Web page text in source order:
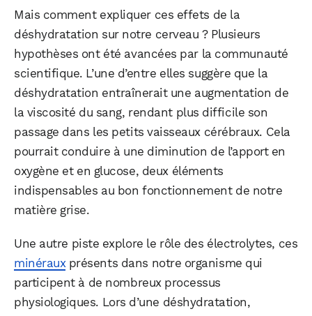
Mais comment expliquer ces effets de la
déshydratation sur notre cerveau ? Plusieurs
hypothèses ont été avancées par la communauté
scientifique. L’une d’entre elles suggère que la
déshydratation entraînerait une augmentation de
la viscosité du sang, rendant plus difficile son
passage dans les petits vaisseaux cérébraux. Cela
pourrait conduire à une diminution de l’apport en
oxygène et en glucose, deux éléments
indispensables au bon fonctionnement de notre
matière grise.
Une autre piste explore le rôle des électrolytes, ces
minérauxprésents dans notre organisme qui
participent à de nombreux processus
physiologiques. Lors d’une déshydratation,